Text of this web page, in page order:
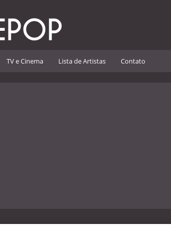
TV e Cinema Lista de Artistas Contato